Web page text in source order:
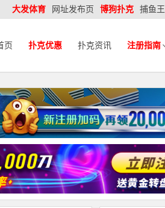
大发体育 网址发布页 博狗扑克 捕鱼王
页 扑克优惠 扑克资讯 注册指南